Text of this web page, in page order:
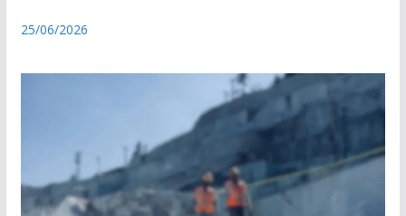
25/06/2026